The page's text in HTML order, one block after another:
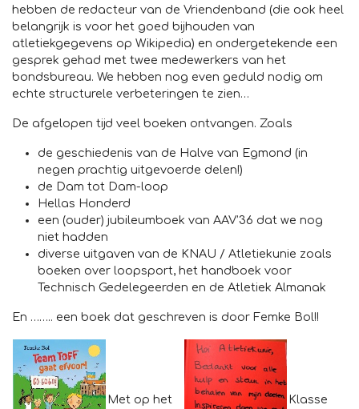
hebben de redacteur van de Vriendenband (die ook heel
belangrijk is voor het goed bijhouden van
atletiekgegevens op Wikipedia) en ondergetekende een
gesprek gehad met twee medewerkers van het
bondsbureau. We hebben nog even geduld nodig om
echte structurele verbeteringen te zien…
De afgelopen tijd veel boeken ontvangen. Zoals
de geschiedenis van de Halve van Egmond (in
negen prachtig uitgevoerde delen!)
de Dam tot Dam-loop
Hellas Honderd
een (ouder) jubileumboek van AAV’36 dat we nog
niet hadden
diverse uitgaven van de KNAU / Atletiekunie zoals
boeken over loopsport, het handboek voor
Technisch Gedelegeerden en de Atletiek Almanak
En …….. een boek dat geschreven is door Femke Bol!!
Met op het
Klasse